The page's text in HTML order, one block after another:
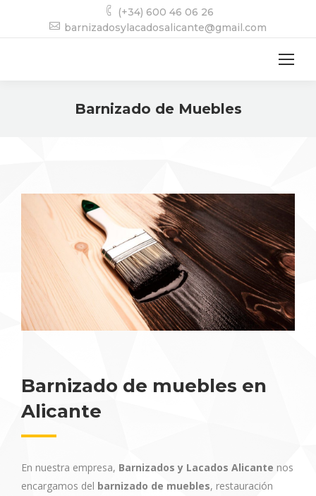
(+34) 600 46 06 26
barnizadosylacadosalicante@gmail.com
Barnizado de Muebles
Barnizado de muebles en
Alicante
En nuestra empresa, Barnizados y Lacados Alicante nos
encargamos del barnizado de muebles, restauración